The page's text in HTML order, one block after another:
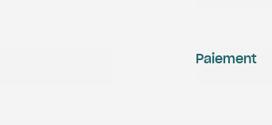
Paiement